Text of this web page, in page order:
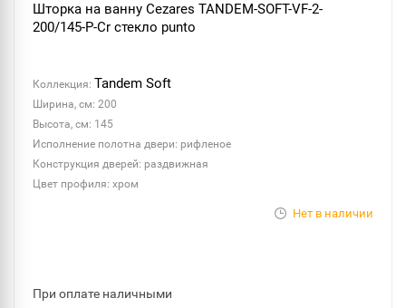
Шторка на ванну Cezares TANDEM-SOFT-VF-2-
200/145-P-Cr стекло punto
Коллекция: Tandem Soft
Ширина, см: 200
Высота, см: 145
Исполнение полотна двери: рифленое
Конструкция дверей: раздвижная
Цвет профиля: хром
Нет в наличии
При оплате наличными